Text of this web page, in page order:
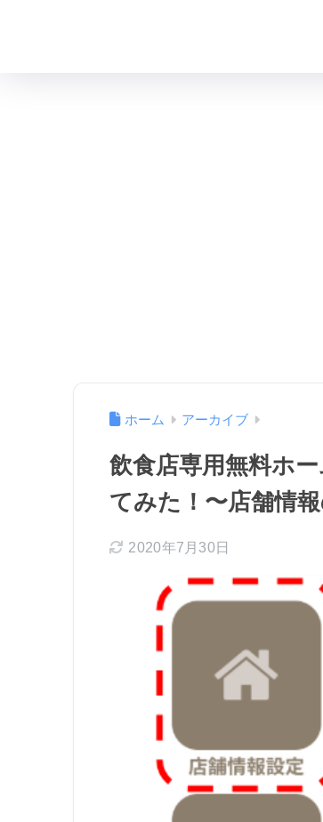
ホーム アーカイブ
飲食店専用無料ホ
てみた！〜店舗情
2020年7月30日